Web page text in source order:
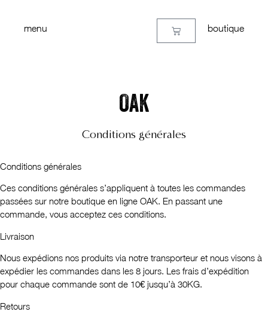
menu boutique
OAK
Conditions générales
Conditions générales
Ces conditions générales s’appliquent à toutes les commandes
passées sur notre boutique en ligne OAK. En passant une
commande, vous acceptez ces conditions.
Livraison
Nous expédions nos produits via notre transporteur et nous visons à
expédier les commandes dans les 8 jours. Les frais d’expédition
pour chaque commande sont de 10€ jusqu’à 30KG.
Retours